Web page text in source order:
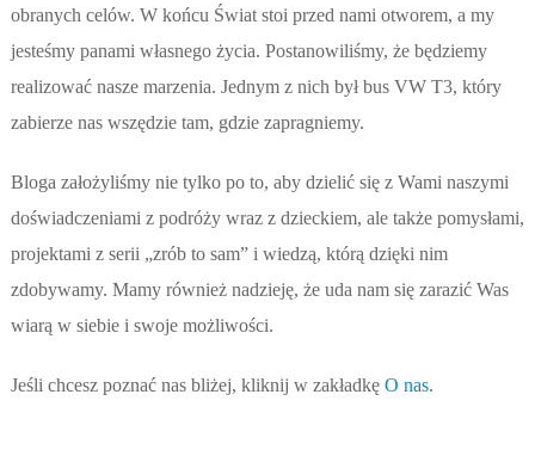
obranych celów. W końcu Świat stoi przed nami otworem, a my
jesteśmy panami własnego życia. Postanowiliśmy, że będziemy
realizować nasze marzenia. Jednym z nich był bus VW T3, który
zabierze nas wszędzie tam, gdzie zapragniemy.
Bloga założyliśmy nie tylko po to, aby dzielić się z Wami naszymi
doświadczeniami z podróży wraz z dzieckiem, ale także pomysłami,
projektami z serii „zrób to sam” i wiedzą, którą dzięki nim
zdobywamy. Mamy również nadzieję, że uda nam się zarazić Was
wiarą w siebie i swoje możliwości.
Jeśli chcesz poznać nas bliżej, kliknij w zakładkę O nas.